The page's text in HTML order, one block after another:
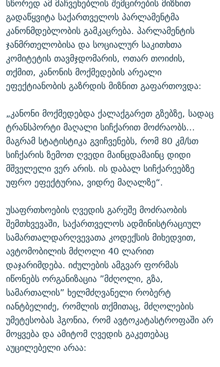
სწორედ ამ მაჩვენებლის შემცირების მიზნით
გადაწყვიტა საქართველოს პარლამენტმა
კანონმდებლობის გამკაცრება. პარლამენტის
ჯანმრთელობისა და სოციალურ საკითხთა
კომიტეტის თავმჯდომარის, ოთარ თოიძის,
თქმით, კანონის მოქმედების არეალი
ეფექტიანობის გაზრდის მიზნით გაფართოვდა:
„კანონი მოქმედებდა ქალაქგარეთ გზებზე, სადაც
ტრანსპორტი მაღალი სიჩქარით მოძრაობს...
მაგრამ სტატისტიკა გვიჩვენებს, რომ 80 კმ/სთ
სიჩქარის ზემოთ ღვედი მაინცდამაინც დიდი
მშველელი ვერ არის. ის დაბალ სიჩქარეებზე
უფრო ეფექტურია, ვიდრე მაღალზე“.
უსაფრთხოების ღვედის გარეშე მოძრაობის
შემთხვევაში, საქართველოს ადმინისტრაციულ
სამართალდარღვევათა კოდექსის მიხედვით,
ავტომობილის მძღოლი 40 ლარით
დაჯარიმდება. იძულების ამგვარ ფორმას
იწონებს ორგანიზაცია ”მძღოლი, გზა,
სამართალის” ხელმძღვანელი რობერტ
იანტბელიძე, რომლის თქმითაც, მძღოლების
უმეტესობას ჰგონია, რომ ავტოკატასტროფაში არ
მოყვება და ამიტომ ღვედის გაკეთებაც
აუცილებელი არაა: